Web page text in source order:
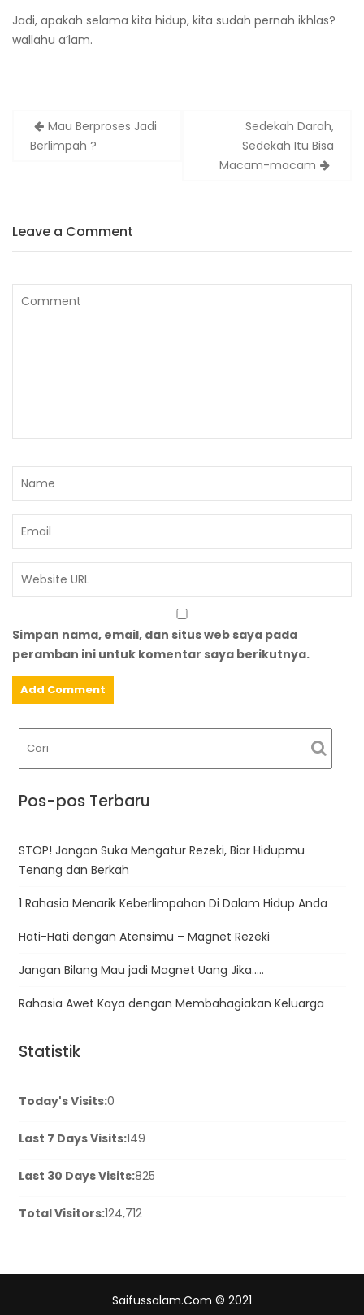
Jadi, apakah selama kita hidup, kita sudah pernah ikhlas?
wallahu a’lam.
Mau Berproses Jadi
Berlimpah ?
Sedekah Darah,
Sedekah Itu Bisa
Macam-macam
Leave a Comment
Simpan nama, email, dan situs web saya pada
peramban ini untuk komentar saya berikutnya.
Pos-pos Terbaru
STOP! Jangan Suka Mengatur Rezeki, Biar Hidupmu
Tenang dan Berkah
1 Rahasia Menarik Keberlimpahan Di Dalam Hidup Anda
Hati-Hati dengan Atensimu – Magnet Rezeki
Jangan Bilang Mau jadi Magnet Uang Jika…..
Rahasia Awet Kaya dengan Membahagiakan Keluarga
Statistik
Today's Visits:0
Last 7 Days Visits:149
Last 30 Days Visits:825
Total Visitors:124,712
Saifussalam.com © 2021